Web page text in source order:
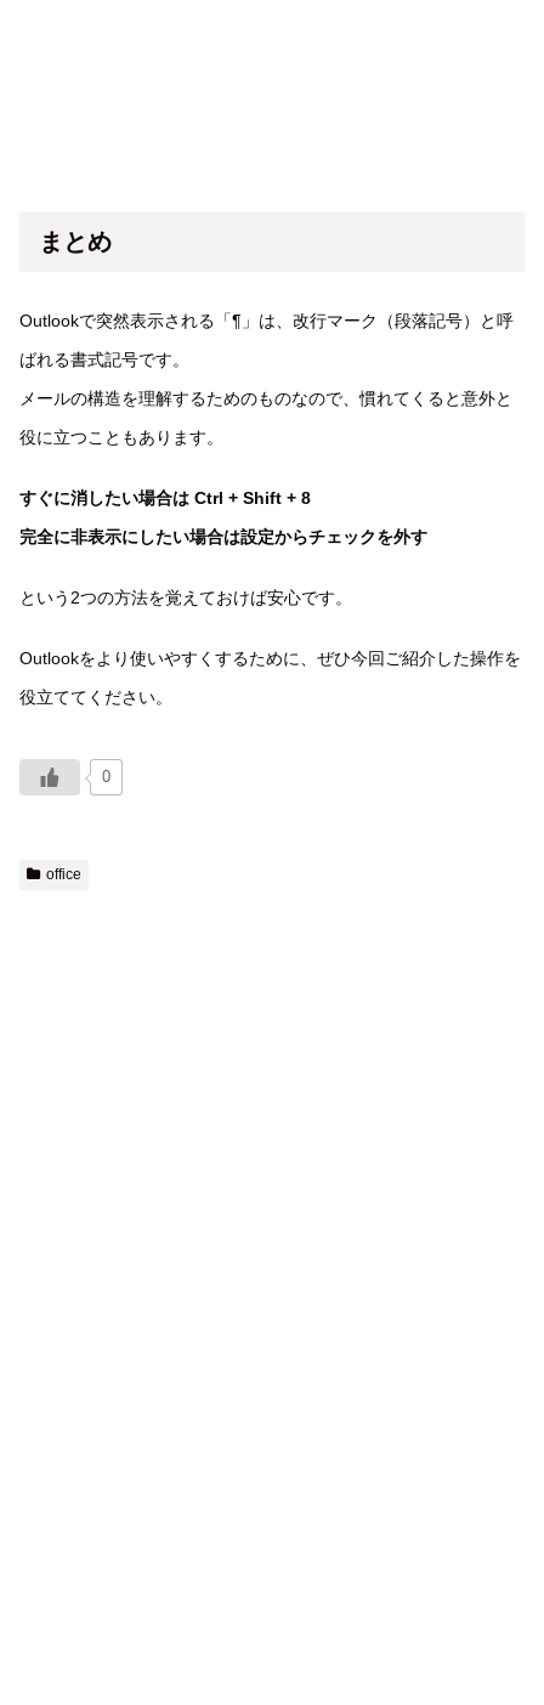
まとめ
Outlookで突然表示される「¶」は、改行マーク（段落記号）と呼
ばれる書式記号です。
メールの構造を理解するためのものなので、慣れてくると意外と
役に立つこともあります。
すぐに消したい場合は Ctrl + Shift + 8
完全に非表示にしたい場合は設定からチェックを外す
という2つの方法を覚えておけば安心です。
Outlookをより使いやすくするために、ぜひ今回ご紹介した操作を
役立ててください。
0
office